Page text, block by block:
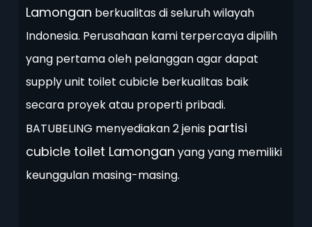
Lamongan berkualitas di seluruh wilayah
Indonesia. Perusahaan kami terpercaya dipilih
yang pertama oleh pelanggan agar dapat
supply unit toilet cubicle berkualitas baik
secara proyek atau properti pribadi.
BATUBELING menyediakan 2 jenis partisi
cubicle toilet Lamongan yang yang memiliki
keunggulan masing-masing.